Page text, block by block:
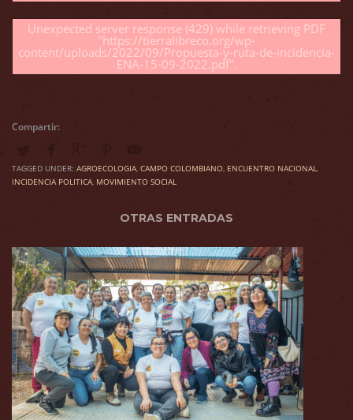
Unexpected server response (429) while retrieving PDF
"https://tierralibreco.org/wp-
content/uploads/2022/09/Propuesta-y-ruta-de-incidencia-
ENA-15-09-2022.pdf".
TAGGED UNDER: AGROECOLOGIA CAMPO COLOMBIANO ENCUENTRO NACIONAL
INCIDENCIA POLITICA MOVIMIENTO SOCIAL
OTRAS ENTRADAS